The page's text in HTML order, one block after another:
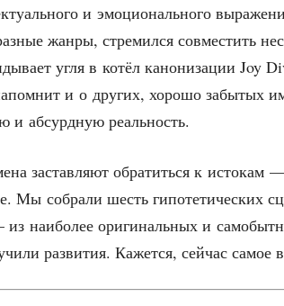
и эмо­ци­о­наль­но­го
жан­ры, стре­мил­ся сов­ме­стить
угля в котёл кано­ни­за­ции Joy
и о дру­гих, хоро­шо забы­тых
и абсурд­ную реальность.
застав­ля­ют обра­тить­ся к исто­кам
Мы собра­ли шесть гипо­те­ти­че­ских
наи­бо­лее ори­ги­наль­ных и
раз­ви­тия. Кажет­ся, сей­час самое